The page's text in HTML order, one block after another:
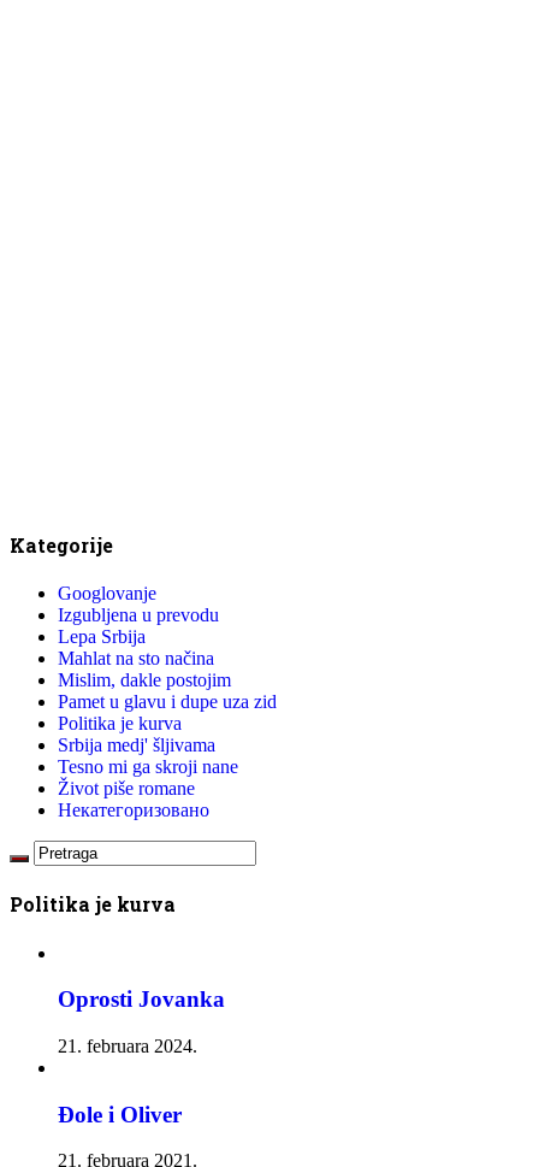
Kategorije
Googlovanje
Izgubljena u prevodu
Lepa Srbija
Mahlat na sto načina
Mislim, dakle postojim
Pamet u glavu i dupe uza zid
Politika je kurva
Srbija medj' šljivama
Tesno mi ga skroji nane
Život piše romane
Некатегоризовано
Politika je kurva
Oprosti Jovanka
21. februara 2024.
Đole i Oliver
21. februara 2021.